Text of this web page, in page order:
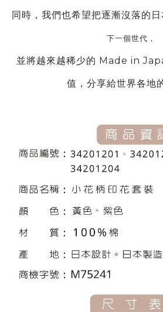
同時，我們也希望把逐漸沒落的
下一個世代，
並將越來越稀少的 Made in
值，分享給世界各地